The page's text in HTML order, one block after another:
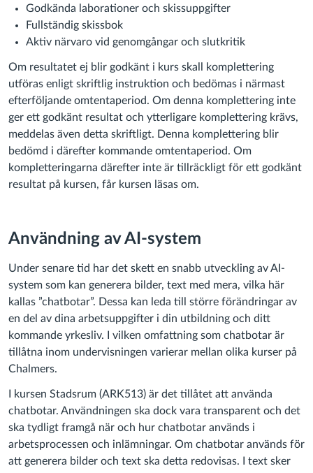
Godkända laborationer och skissuppgifter
Fullständig skissbok
Aktiv närvaro vid genomgångar och slutkritik
Om resultatet ej blir godkänt i kurs skall komplettering
utföras enligt skriftlig instruktion och bedömas i närmast
efterföljande omtentaperiod. Om denna komplettering inte
ger ett godkänt resultat och ytterligare komplettering krävs,
meddelas även detta skriftligt. Denna komplettering blir
bedömd i därefter kommande omtentaperiod. Om
kompletteringarna därefter inte är tillräckligt för ett godkänt
resultat på kursen, får kursen läsas om.
Användning av AI-system
Under senare tid har det skett en snabb utveckling av AI-
system som kan generera bilder, text med mera, vilka här
kallas ”chatbotar”. Dessa kan leda till större förändringar av
en del av dina arbetsuppgifter i din utbildning och ditt
kommande yrkesliv. I vilken omfattning som chatbotar är
tillåtna inom undervisningen varierar mellan olika kurser på
Chalmers.
I kursen Stadsrum (ARK513) är det tillåtet att använda
chatbotar. Användningen ska dock vara transparent och det
ska tydligt framgå när och hur chatbotar används i
arbetsprocessen och inlämningar. Om chatbotar används för
att generera bilder och text ska detta redovisas. I text sker